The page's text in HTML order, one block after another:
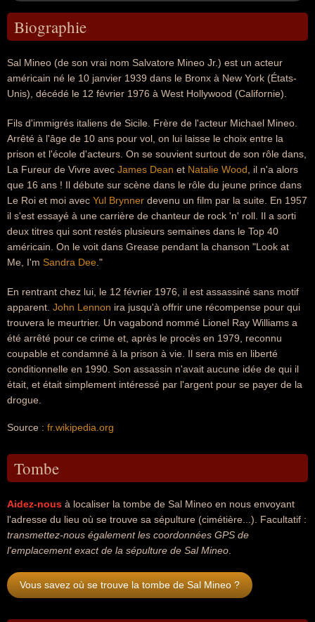
Biographie
Sal Mineo (de son vrai nom Salvatore Mineo Jr.) est un acteur
américain né le 10 janvier 1939 dans le Bronx à New York (États-
Unis), décédé le 12 février 1976 à West Hollywood (Californie).
Fils d'immigrés italiens de Sicile. Frère de l'acteur Michael Mineo.
Arrêté à l'âge de 10 ans pour vol, on lui laisse le choix entre la
prison et l'école d'acteurs. On se souvient surtout de son rôle dans,
La Fureur de Vivre avec James Dean et Natalie Wood , il n'a alors
que 16 ans ! Il débute sur scène dans le rôle du jeune prince dans
Le Roi et moi avec Yul Brynner devenu un film par la suite. En 1957
il s'est essayé à une carrière de chanteur de rock 'n' roll. Il a sorti
deux titres qui sont restés plusieurs semaines dans le Top 40
américain. On le voit dans Grease pendant la chanson "Look at
Me, I'm Sandra Dee ."
En rentrant chez lui, le 12 février 1976, il est assassiné sans motif
apparent. John Lennon ira jusqu'à offrir une récompense pour qui
trouvera le meurtrier. Un vagabond nommé Lionel Ray Williams a
été arrêté pour ce crime et, après le procès en 1979, reconnu
coupable et condamné à la prison à vie. Il sera mis en liberté
conditionnelle en 1990. Son assassin n'avait aucune idée de qui il
était, et était simplement intéressé par l'argent pour se payer de la
drogue.
Source : fr.wikipedia.org
Tombe
Aidez-nous à localiser la tombe de Sal Mineo en nous envoyant
l'adresse du lieu où se trouve sa sépulture (cimétière...). Facultatif :
transmettez-nous également les coordonnées GPS de
l'emplacement exact de la sépulture de Sal Mineo
Vous savez où se trouve la tombe de Sal Mineo ?